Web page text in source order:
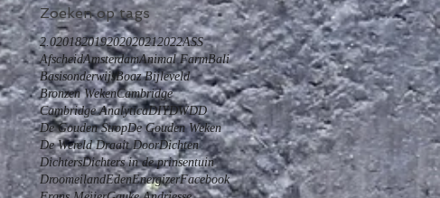
Zoeken op tags
2.020182019202020212022ASS
AfscheidAmsterdamAnimal FarmBali
BasisonderwijsBoaz Bijleveld
Bronzen WekenCambridge
Cambridge AnalyticaDIYDWDD
De Gouden StropDe Gouden Weken
De Wereld Draait DoorDichten
DichtersDichters in de prinsentuin
DroomeilandEdenEnergizerFacebook